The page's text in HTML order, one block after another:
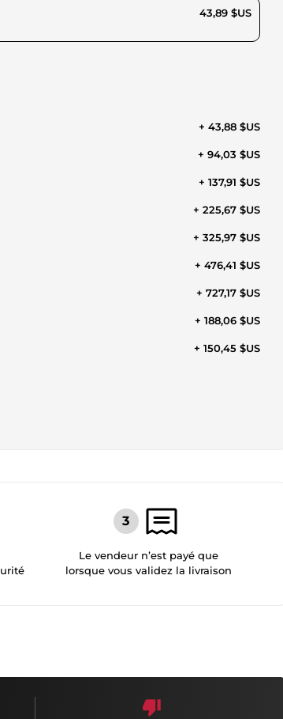
43,89 $US
+ 43,88 $US
+ 94,03 $US
+ 137,91 $US
+ 225,67 $US
+ 325,97 $US
+ 476,41 $US
+ 727,17 $US
+ 188,06 $US
+ 150,45 $US
Le vendeur n’est payé que
lorsque vous validez la livraison